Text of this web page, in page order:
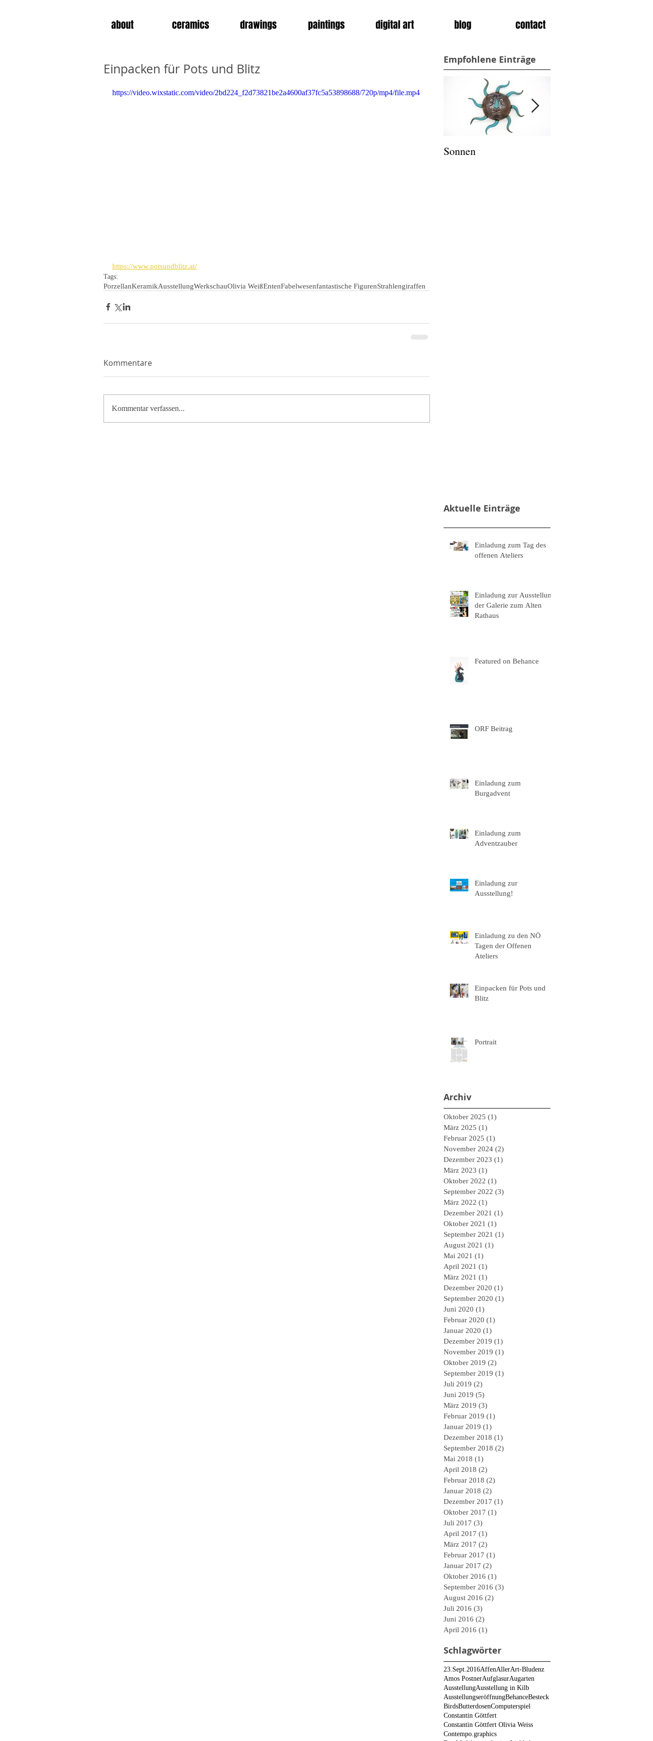
about ceramics drawings paintings digital art blog contact
Einpacken für Pots und Blitz
https://video.wixstatic.com/video/2bd224_f2d73821be2a4600af37fc5a53898688/720p/mp4/file.mp4
https://www.potsundblitz.at/
Tags:
PorzellanKeramikAusstellungWerkschauOlivia WeißEntenFabelwesenfantastische FigurenStrahlengiraffen
Kommentare
Kommentar verfassen...
Empfohlene Einträge
Sonnen
Aktuelle Einträge
Einladung zum Tag des
offenen Ateliers
Einladung zur Ausstellung
der Galerie zum Alten
Rathaus
Featured on Behance
ORF Beitrag
Einladung zum
Burgadvent
Einladung zum
Adventzauber
Einladung zur
Ausstellung!
Einladung zu den NÖ
Tagen der Offenen
Ateliers
Einpacken für Pots und
Blitz
Portrait
Archiv
Oktober 2025 (1)
März 2025 (1)
Februar 2025 (1)
November 2024 (2)
Dezember 2023 (1)
März 2023 (1)
Oktober 2022 (1)
September 2022 (3)
März 2022 (1)
Dezember 2021 (1)
Oktober 2021 (1)
September 2021 (1)
August 2021 (1)
Mai 2021 (1)
April 2021 (1)
März 2021 (1)
Dezember 2020 (1)
September 2020 (1)
Juni 2020 (1)
Februar 2020 (1)
Januar 2020 (1)
Dezember 2019 (1)
November 2019 (1)
Oktober 2019 (2)
September 2019 (1)
Juli 2019 (2)
Juni 2019 (5)
März 2019 (3)
Februar 2019 (1)
Januar 2019 (1)
Dezember 2018 (1)
September 2018 (2)
Mai 2018 (1)
April 2018 (2)
Februar 2018 (2)
Januar 2018 (2)
Dezember 2017 (1)
Oktober 2017 (1)
Juli 2017 (3)
April 2017 (1)
März 2017 (2)
Februar 2017 (1)
Januar 2017 (2)
Oktober 2016 (1)
September 2016 (3)
August 2016 (2)
Juli 2016 (3)
Juni 2016 (2)
April 2016 (1)
Schlagwörter
23.Sept.2016AffenAllerArt-Bludenz
Amos PostnerAufglasurAugarten
AusstellungAusstellung in Kilb
AusstellungseröffnungBehanceBesteck
BirdsButterdosenComputerspiel
Constantin Göttfert
Constantin Göttfert Olivia Weiss
Contempo.graphics